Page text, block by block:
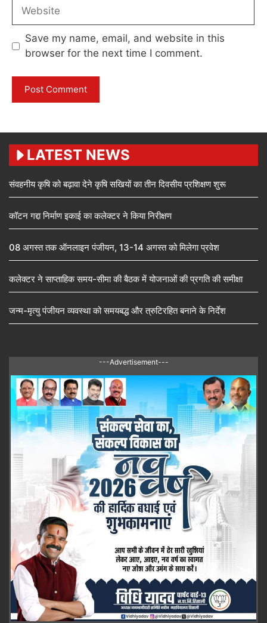
Website
Save my name, email, and website in this
browser for the next time I comment.
LATEST NEWS
संवहनीय कृषि को बढ़ावा देने कृषि सखियों का तीन दिवसीय प्रशिक्षण शुरू
कॉटन गद्दा निर्माण इकाई का कलेक्टर ने किया निरीक्षण
08 अगस्त तक ऑनलाइन पंजीयन, 13-14 अगस्त को मिलेगा प्रवेश
कलेक्टर ने साप्ताहिक समय-सीमा की बैठक में योजनाओं की प्रगति की समीक्षा
जन्म-मृत्यु पंजीयन व्यवस्था को समयबद्ध और त्रुटिरहित बनाने के निर्देश
---Advertisement---